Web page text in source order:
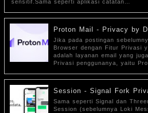
sensitif.Sama seperti aplikasi catatan…
Proton Mail - Privacy by
Jika pada postingan
Browser dengan Fitur Privasi
adalah layanan email yang
Privasi penggunanya, yaitu
Session - Signal Fork
Sama seperti Signal dan
Session (sebelumnya Loki